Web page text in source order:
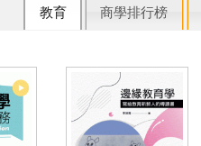
教育 商學排行榜